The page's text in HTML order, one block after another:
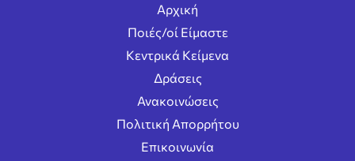
Αρχική
Ποιές/οί Είμαστε
Κεντρικά Κείμενα
Δράσεις
Ανακοινώσεις
Πολιτική Απορρήτου
Επικοινωνία